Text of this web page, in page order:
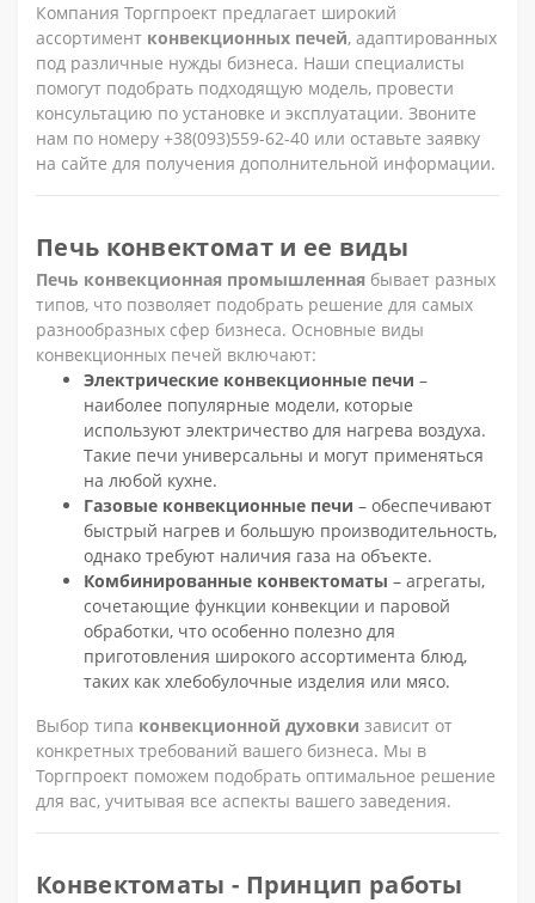
Компания Торгпроект предлагает широкий
ассортимент конвекционных печей, адаптированных
под различные нужды бизнеса. Наши специалисты
помогут подобрать подходящую модель, провести
консультацию по установке и эксплуатации. Звоните
нам по номеру +38(093)559-62-40 или оставьте заявку
на сайте для получения дополнительной информации.
Печь конвектомат и ее виды
Печь конвекционная промышленная бывает разных
типов, что позволяет подобрать решение для самых
разнообразных сфер бизнеса. Основные виды
конвекционных печей включают:
Электрические конвекционные печи –
наиболее популярные модели, которые
используют электричество для нагрева воздуха.
Такие печи универсальны и могут применяться
на любой кухне.
Газовые конвекционные печи – обеспечивают
быстрый нагрев и большую производительность,
однако требуют наличия газа на объекте.
Комбинированные конвектоматы – агрегаты,
сочетающие функции конвекции и паровой
обработки, что особенно полезно для
приготовления широкого ассортимента блюд,
таких как хлебобулочные изделия или мясо.
Выбор типа конвекционной духовки зависит от
конкретных требований вашего бизнеса. Мы в
Торгпроект поможем подобрать оптимальное решение
для вас, учитывая все аспекты вашего заведения.
Конвектоматы - Принцип работы